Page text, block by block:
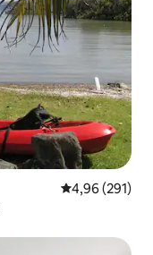
Évaluation
4,96 (291)